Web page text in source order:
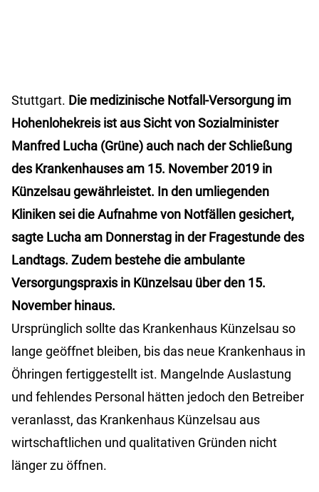
Stuttgart. Die medizinische Notfall-Versorgung im
Hohenlohekreis ist aus Sicht von Sozialminister
Manfred Lucha (Grüne) auch nach der Schließung
des Krankenhauses am 15. November 2019 in
Künzelsau gewährleistet. In den umliegenden
Kliniken sei die Aufnahme von Notfällen gesichert,
sagte Lucha am Donnerstag in der Fragestunde des
Landtags. Zudem bestehe die ambulante
Versorgungspraxis in Künzelsau über den 15.
November hinaus.
Ursprünglich sollte das Krankenhaus Künzelsau so
lange geöffnet bleiben, bis das neue Krankenhaus in
Öhringen fertiggestellt ist. Mangelnde Auslastung
und fehlendes Personal hätten jedoch den Betreiber
veranlasst, das Krankenhaus Künzelsau aus
wirtschaftlichen und qualitativen Gründen nicht
länger zu öffnen.